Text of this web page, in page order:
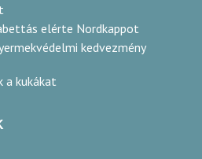
elérte Nordkappot
kedvezmény
a kukákat